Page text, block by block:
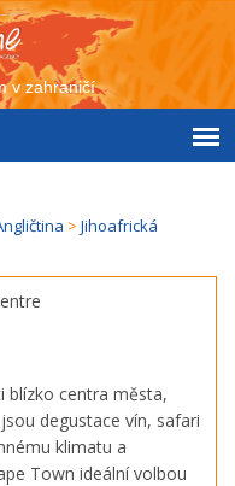
v zahraničí
> Jihoafrická
blízko centra města,
degustace vín, safari
klimatu a
Town ideální volbou